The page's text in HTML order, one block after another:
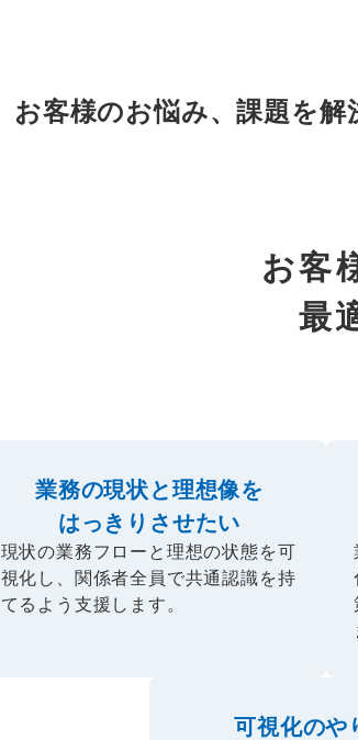
お客様のお悩み、課題を
お客
最
業務の現状と理想像を
はっきりさせたい
現状の業務フローと理想の状態を可
視化し、関係者全員で共通認識を持
てるよう支援します。
可視化のや